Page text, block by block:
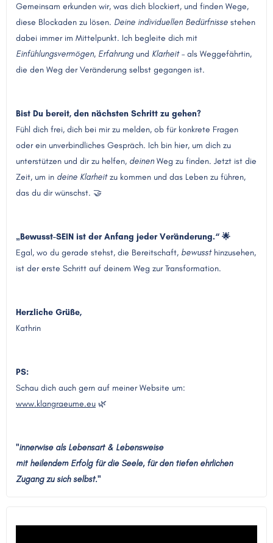
Gemeinsam erkunden wir, was dich blockiert, und finden Wege,
diese Blockaden zu lösen. Deine individuellen Bedürfnisse stehen
dabei immer im Mittelpunkt. Ich begleite dich mit
Einfühlungsvermögen, Erfahrungund Klarheit– als Weggefährtin,
die den Weg der Veränderung selbst gegangen ist.
Bist Du bereit, den nächsten Schritt zu gehen?
Fühl dich frei, dich bei mir zu melden, ob für konkrete Fragen
oder ein unverbindliches Gespräch. Ich bin hier, um dich zu
unterstützen und dir zu helfen, deinen Weg zu finden. Jetzt ist die
Zeit, um in deine Klarheitzu kommen und das Leben zu führen,
das du dir wünschst. 🤝
„Bewusst-SEIN ist der Anfang jeder Veränderung.“ 🌟
Egal, wo du gerade stehst, die Bereitschaft, bewussthinzusehen,
ist der erste Schritt auf deinem Weg zur Transformation.
Herzliche Grüße,
Kathrin
PS:
Schau dich auch gern auf meiner Website um:
www.klangraeume.eu 🌿
"innerwise als Lebensart & Lebensweise
mit heilendem Erfolg für die Seele, für den tiefen ehrlichen
Zugang zu sich selbst."